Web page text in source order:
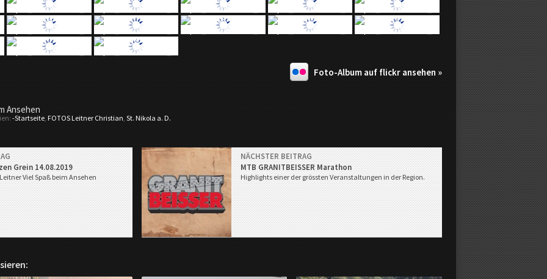
Foto-Album auf flickr ansehen »
Ansehen
-Startseite, FOTOS Leitner Christian, St. Nikola a. D.
Grein 14.08.2019
Viel Spaß beim Ansehen
NÄCHSTER BEITRAG
MTB GRANITBEISSER Marathon
Highlights einer der grössten Veranstaltungen in der Region.